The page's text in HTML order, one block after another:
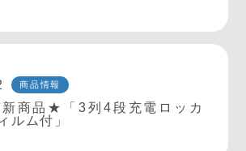
商品情報
商品★「3列4段充電ロッカ
ム付」